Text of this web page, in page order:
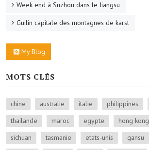
Week end à Suzhou dans le Jiangsu
Guilin capitale des montagnes de karst
My Blog
MOTS CLÉS
chine australie italie philippines
thailande
maroc egypte hong kong
sichuan
tasmanie etats-unis gansu